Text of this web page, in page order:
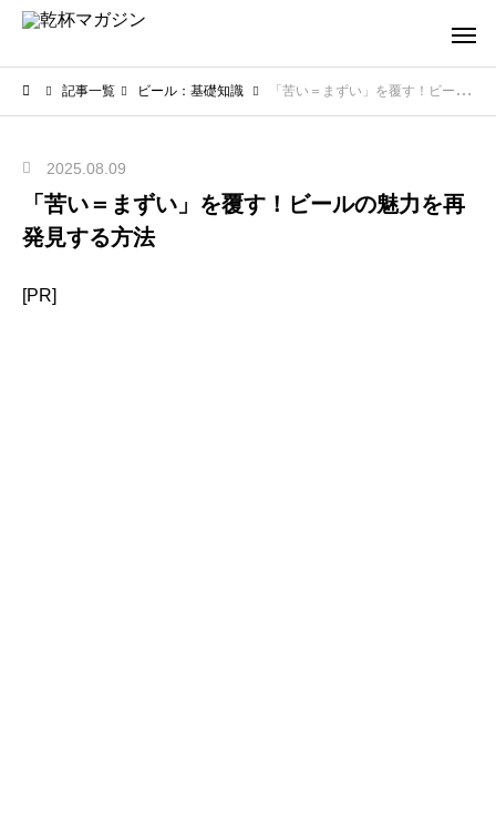
記事一覧 ビール：基礎知識 「苦い＝まずい」を覆す！ビールの魅力を再発見する方法
2025.08.09
「苦い＝まずい」を覆す！ビールの魅力を再
発見する方法
[PR]